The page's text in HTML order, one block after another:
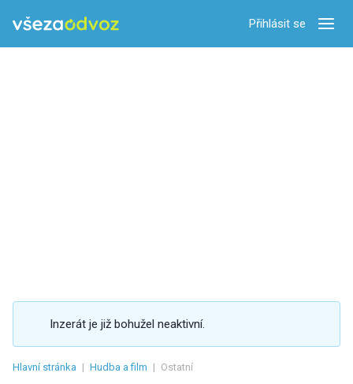
Přihlásit se
Inzerát je již bohužel neaktivní.
Hlavní stránka | Hudba a film | Ostatní